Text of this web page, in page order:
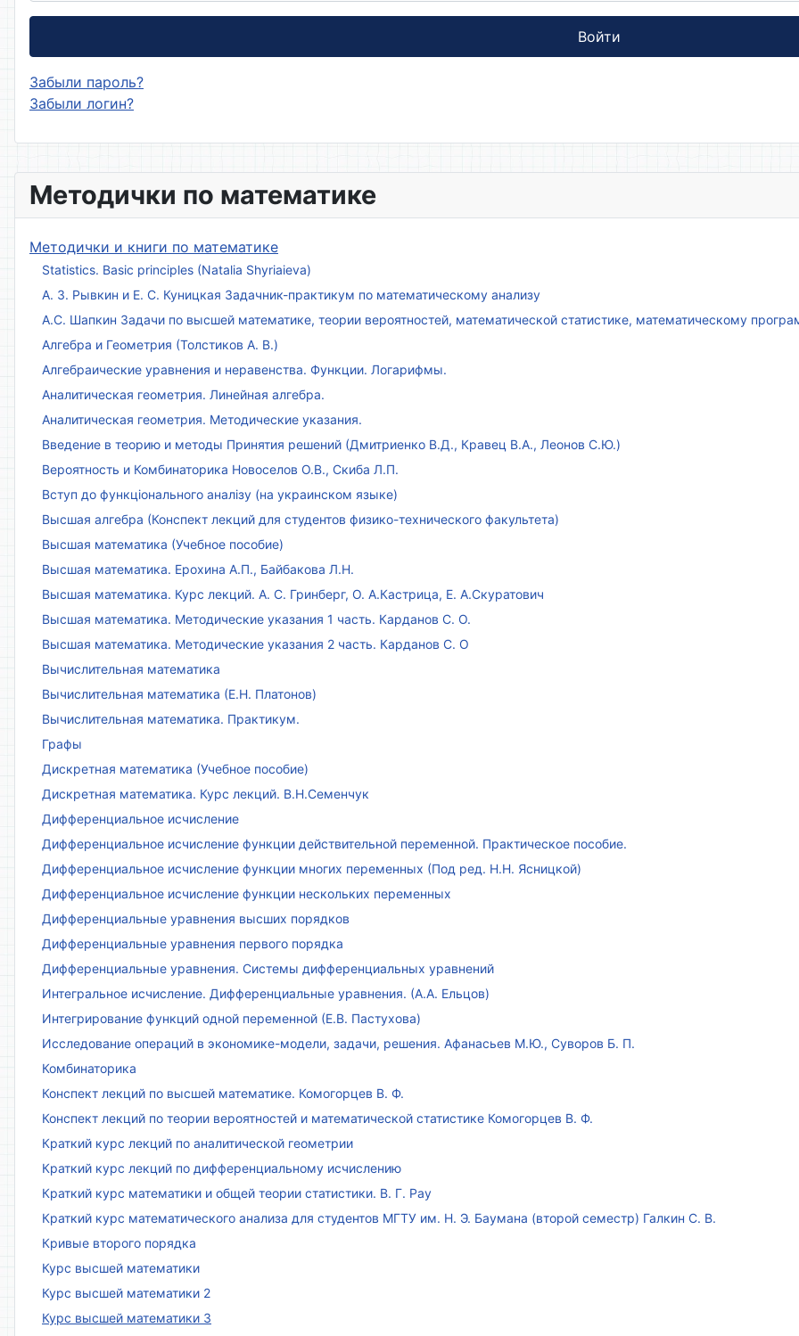
Методички по математике
Методички и книги по математике
Statistics. Basic principles (Natalia Shyriaieva)
А. З. Рывкин и Е. С. Куницкая Задачник-практикум по математическому анализу
А.С. Шапкин Задачи по высшей математике, теории вероятностей, математической статистике, математическому
Алгебра и Геометрия (Толстиков А. В.)
Алгебраические уравнения и неравенства. Функции. Логарифмы.
Аналитическая геометрия. Линейная алгебра.
Аналитическая геометрия. Методические указания.
Введение в теорию и методы Принятия решений (Дмитриенко В.Д., Кравец В.А., Леонов С.Ю.)
Вероятность и Комбинаторика Новоселов О.В., Скиба Л.П.
Вступ до функціонального аналізу (на украинском языке)
Высшая алгебра (Конспект лекций для студентов физико-технического факультета)
Высшая математика (Учебное пособие)
Высшая математика. Ерохина А.П., Байбакова Л.Н.
Высшая математика. Курс лекций. А. С. Гринберг, О. А.Кастрица, Е. А.Скуратович
Высшая математика. Методические указания 1 часть. Карданов С. О.
Высшая математика. Методические указания 2 часть. Карданов С. О
Вычислительная математика
Вычислительная математика (Е.Н. Платонов)
Вычислительная математика. Практикум.
Графы
Дискретная математика (Учебное пособие)
Дискретная математика. Курс лекций. В.Н.Семенчук
Дифференциальное исчисление
Дифференциальное исчисление функции действительной переменной. Практическое пособие.
Дифференциальное исчисление функции многих переменных (Под ред. Н.Н. Ясницкой)
Дифференциальное исчисление функции нескольких переменных
Дифференциальные уравнения высших порядков
Дифференциальные уравнения первого порядка
Дифференциальные уравнения. Системы дифференциальных уравнений
Интегральное исчисление. Дифференциальные уравнения. (А.А. Ельцов)
Интегрирование функций одной переменной (Е.В. Пастухова)
Исследование операций в экономике-модели, задачи, решения. Афанасьев М.Ю., Суворов Б. П.
Комбинаторика
Конспект лекций по высшей математике. Комогорцев В. Ф.
Конспект лекций по теории вероятностей и математической статистике Комогорцев В. Ф.
Краткий курс лекций по аналитической геометрии
Краткий курс лекций по дифференциальному исчислению
Краткий курс математики и общей теории статистики. В. Г. Рау
Краткий курс математического анализа для студентов МГТУ им. Н. Э. Баумана (второй семестр) Галкин С. В.
Кривые второго порядка
Курс высшей математики
Курс высшей математики 2
Курс высшей математики 3
Войти
Забыли пароль?
Забыли логин?